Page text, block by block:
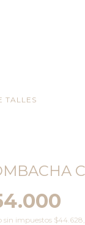
TALLES
sin impuestos